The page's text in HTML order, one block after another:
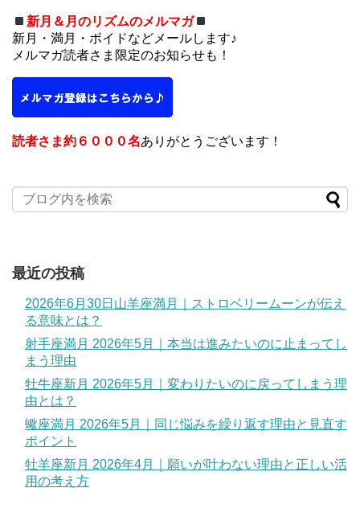
新月＆月のリズムのメルマガ
新月・満月・ボイドなどメールします♪
メルマガ読者さま限定のお知らせも！
読者さま約６０００名ありがとうございます！
最近の投稿
2026年6月30日山羊座満月｜ストロベリームーンが伝え
る意味とは？
射手座満月 2026年5月｜本当は進みたいのに止まってし
まう理由
牡牛座新月 2026年5月｜変わりたいのに戻ってしまう理
由とは？
蠍座満月 2026年5月｜同じ悩みを繰り返す理由と見直す
ポイント
牡羊座新月 2026年4月｜願いが叶わない理由と正しい活
用の考え方